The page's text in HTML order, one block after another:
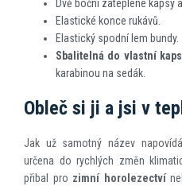
Dvě boční zateplené kapsy
Elastické konce rukávů.
Elastický spodní lem bundy.
Sbalitelná do vlastní
karabinou na sedák.
Obleč si ji a jsi v
Jak už samotný název napovídá,
určena do rychlých změn
přibal pro zimní horolezectví